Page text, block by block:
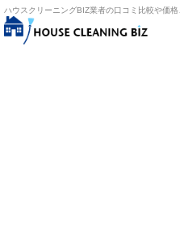
ハウスクリーニングBIZ業者の口コミ比較や価格